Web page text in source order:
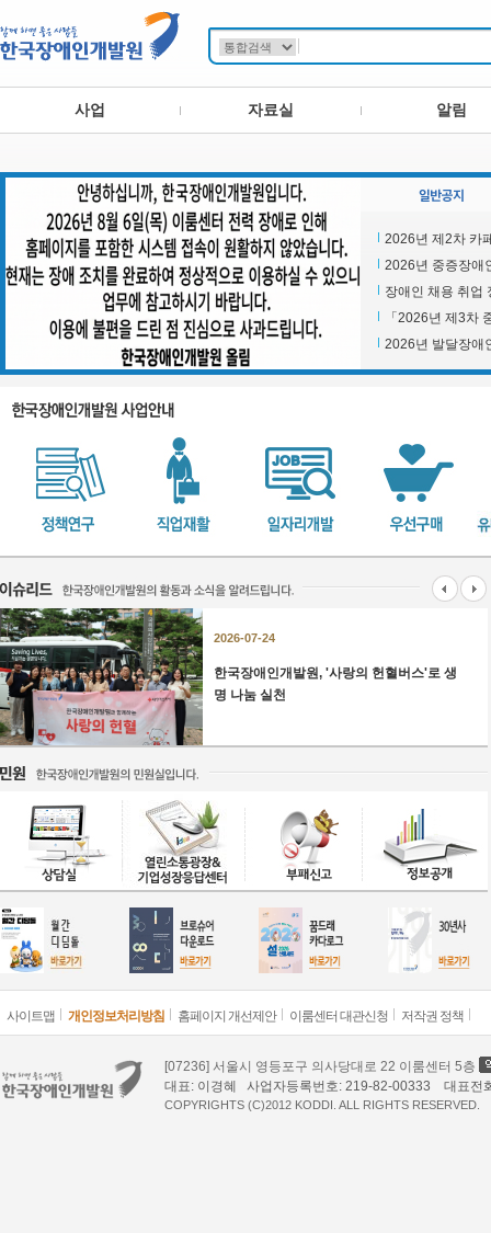
사업 자료실 알림
2026년 제2차 카
2026년 중증장애
장애인 채용 취업
「2026년 제3차
2026년 발달장애
2026-07-24
한국장애인개발원, '사랑의 헌혈버스'로 생
명 나눔 실천
2026-07-22
2026년 장애인일자리·중증장애인직업재
활지원사업 통합 우수사례 성과대회 개최
2026-07-16
전국 최대 규모 장애아동지원센터 문 열
어…경기도 조기개입 통합지원 강화
대전 첫 ‘CU편의점 함께가게’ 문 열어…중
증장애인 일자리 확대
사이트맵 개인정보처리방침 홈페이지 개선제안 이룸센터 대관신청 저작권 정책
[07236] 서울시 영등포구 의사당대로 22 이룸센터 5층
대표: 이경혜 사업자등록번호: 219-82-00333 대표
COPYRIGHTS (C)2012 KODDI. ALL RIGHTS RESERVED.